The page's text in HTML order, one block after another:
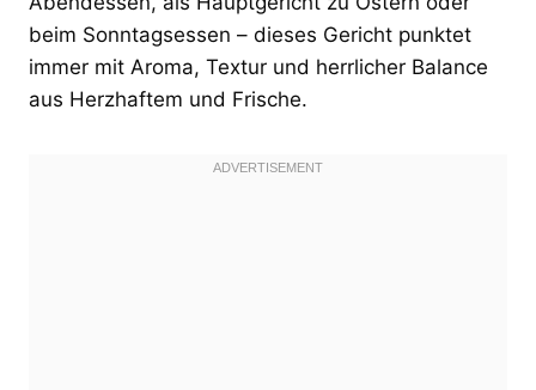
beim Sonntagsessen – dieses Gericht punktet
immer mit Aroma, Textur und herrlicher Balance
aus Herzhaftem und Frische.